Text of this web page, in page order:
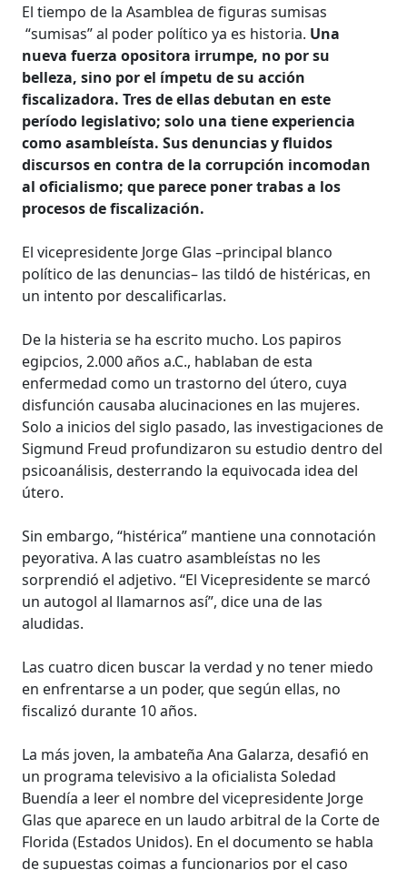
El tiempo de la Asamblea de figuras sumisas
“sumisas” al poder político ya es historia. Una
nueva fuerza opositora irrumpe, no por su
belleza, sino por el ímpetu de su acción
fiscalizadora. Tres de ellas debutan en este
período legislativo; solo una tiene experiencia
como asambleísta. Sus denuncias y fluidos
discursos en contra de la corrupción incomodan
al oficialismo; que parece poner trabas a los
procesos de fiscalización.
El vicepresidente Jorge Glas –principal blanco
político de las denuncias– las tildó de histéricas, en
un intento por descalificarlas.
De la histeria se ha escrito mucho. Los papiros
egipcios, 2.000 años a.C., hablaban de esta
enfermedad como un trastorno del útero, cuya
disfunción causaba alucinaciones en las mujeres.
Solo a inicios del siglo pasado, las investigaciones de
Sigmund Freud profundizaron su estudio dentro del
psicoanálisis, desterrando la equivocada idea del
útero.
Sin embargo, “histérica” mantiene una connotación
peyorativa. A las cuatro asambleístas no les
sorprendió el adjetivo. “El Vicepresidente se marcó
un autogol al llamarnos así”, dice una de las
aludidas.
Las cuatro dicen buscar la verdad y no tener miedo
en enfrentarse a un poder, que según ellas, no
fiscalizó durante 10 años.
La más joven, la ambateña Ana Galarza, desafió en
un programa televisivo a la oficialista Soledad
Buendía a leer el nombre del vicepresidente Jorge
Glas que aparece en un laudo arbitral de la Corte de
Florida (Estados Unidos). En el documento se habla
de supuestas coimas a funcionarios por el caso